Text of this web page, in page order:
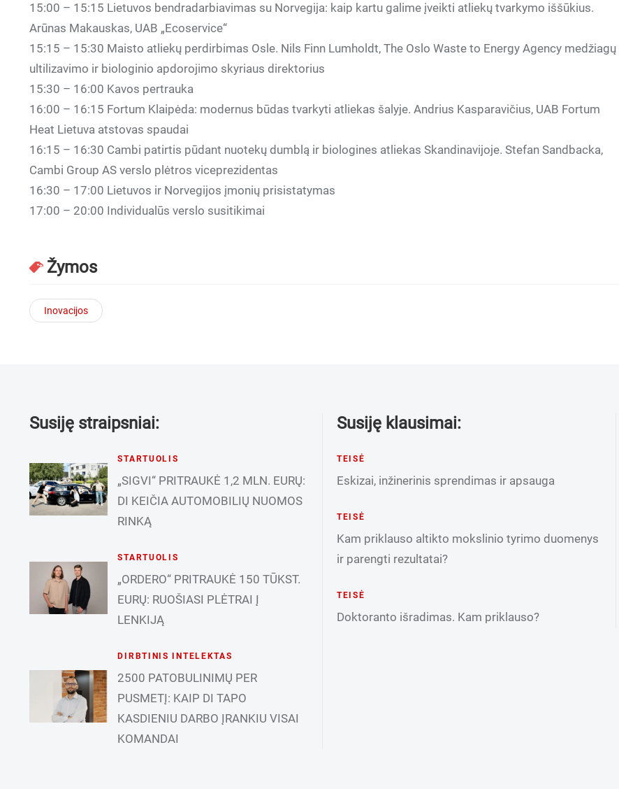
15:00 – 15:15 Lietuvos bendradarbiavimas su Norvegija: kaip kartu galime įveikti atliekų tvarkymo iššūkius.
Arūnas Makauskas, UAB „Ecoservice“
15:15 – 15:30 Maisto atliekų perdirbimas Osle. Nils Finn Lumholdt, The Oslo Waste to Energy Agency medžiagų
ultilizavimo ir biologinio apdorojimo skyriaus direktorius
15:30 – 16:00 Kavos pertrauka
16:00 – 16:15 Fortum Klaipėda: modernus būdas tvarkyti atliekas šalyje. Andrius Kasparavičius, UAB Fortum
Heat Lietuva atstovas spaudai
16:15 – 16:30 Cambi patirtis pūdant nuotekų dumblą ir biologines atliekas Skandinavijoje. Stefan Sandbacka,
Cambi Group AS verslo plėtros viceprezidentas
16:30 – 17:00 Lietuvos ir Norvegijos įmonių prisistatymas
17:00 – 20:00 Individualūs verslo susitikimai
Žymos
Inovacijos
Susiję straipsniai:
STARTUOLIS
„SIGVI“ PRITRAUKĖ 1,2 MLN. EURŲ:
DI KEIČIA AUTOMOBILIŲ NUOMOS
RINKĄ
STARTUOLIS
„ORDERO“ PRITRAUKĖ 150 TŪKST.
EURŲ: RUOŠIASI PLĖTRAI Į
LENKIJĄ
DIRBTINIS INTELEKTAS
2500 PATOBULINIMŲ PER
PUSMETĮ: KAIP DI TAPO
KASDIENIU DARBO ĮRANKIU VISAI
KOMANDAI
Susiję klausimai:
TEISĖ
Eskizai, inžinerinis sprendimas ir apsauga
TEISĖ
Kam priklauso altikto mokslinio tyrimo duomenys
ir parengti rezultatai?
TEISĖ
Doktoranto išradimas. Kam priklauso?